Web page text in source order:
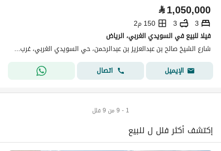
⃁1,050,000
3
3
150 م2
فيلا للبيع في السويدي الغربي، الرياض
شارع الشيخ صالح بن عبدالعزيز بن عبدالرحمن، حي السويدي الغربي، غرب الرياض، الرياض
الإيميل
اتصال
1 - 9 من 9 فلل
إكتشف أكثر فلل ل للبيع